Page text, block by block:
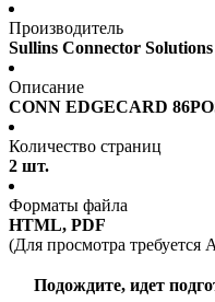
Производитель
Sullins Connector Solutions
Описание
CONN EDGECARD
Количество страниц
2 шт.
Форматы файла
HTML, PDF
(Для просмотра требуется
Подождите, идет